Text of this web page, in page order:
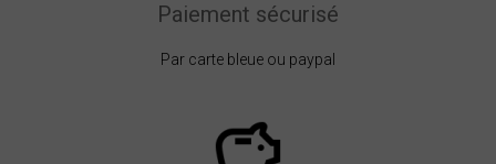
Paiement sécurisé
Par carte bleue ou paypal